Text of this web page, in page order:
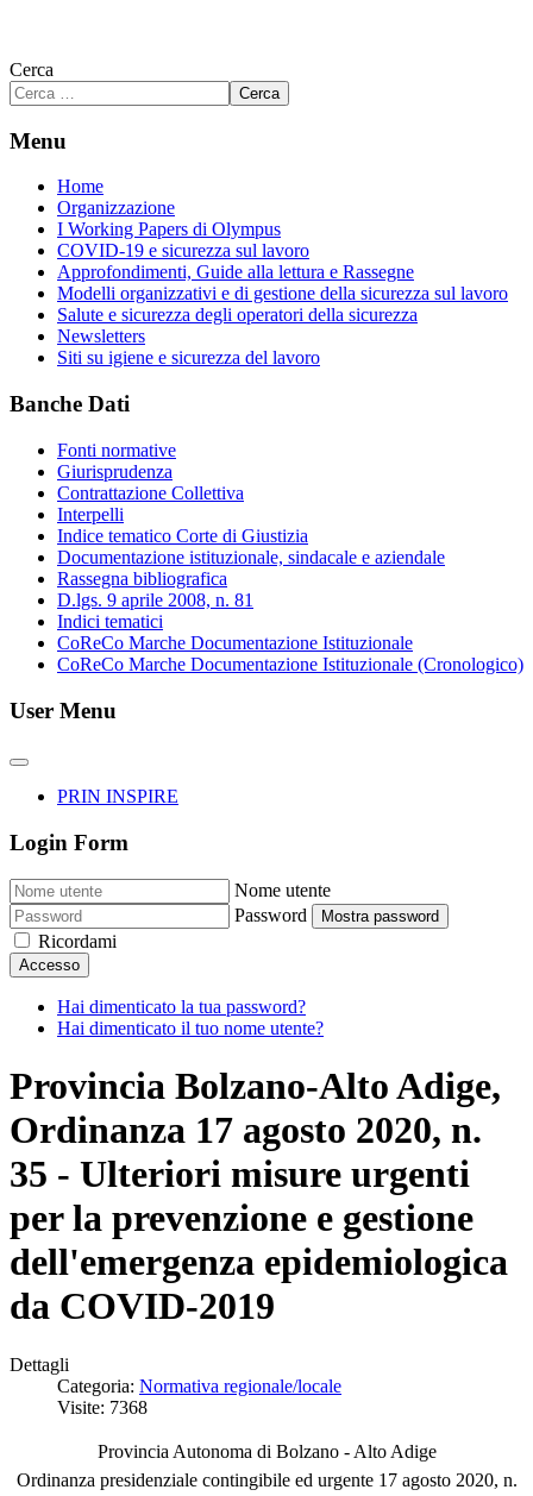
Cerca
Cerca
Menu
Home
Organizzazione
I Working Papers di Olympus
COVID-19 e sicurezza sul lavoro
Approfondimenti, Guide alla lettura e Rassegne
Modelli organizzativi e di gestione della sicurezza sul lavoro
Salute e sicurezza degli operatori della sicurezza
Newsletters
Siti su igiene e sicurezza del lavoro
Banche Dati
Fonti normative
Giurisprudenza
Contrattazione Collettiva
Interpelli
Indice tematico Corte di Giustizia
Documentazione istituzionale, sindacale e aziendale
Rassegna bibliografica
D.lgs. 9 aprile 2008, n. 81
Indici tematici
CoReCo Marche Documentazione Istituzionale
CoReCo Marche Documentazione Istituzionale (Cronologico)
User Menu
PRIN INSPIRE
Login Form
Nome utente
Password
Mostra password
Ricordami
Accesso
Hai dimenticato la tua password?
Hai dimenticato il tuo nome utente?
Provincia Bolzano-Alto Adige,
Ordinanza 17 agosto 2020, n.
35 - Ulteriori misure urgenti
per la prevenzione e gestione
dell'emergenza epidemiologica
da COVID-2019
Dettagli
Categoria: Normativa regionale/locale
Visite: 7368
Provincia Autonoma di Bolzano - Alto Adige
Ordinanza presidenziale contingibile ed urgente 17 agosto 2020, n.